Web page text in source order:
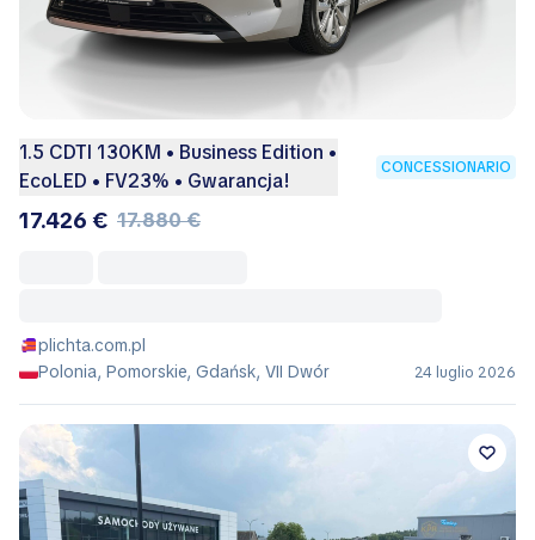
1.5 CDTI 130KM • Business Edition •
EcoLED • FV23% • Gwarancja!
CONCESSIONARIO
17.426 € 17.880 €
plichta.com.pl
Polonia, Pomorskie, Gdańsk, VII Dwór
24 luglio 2026